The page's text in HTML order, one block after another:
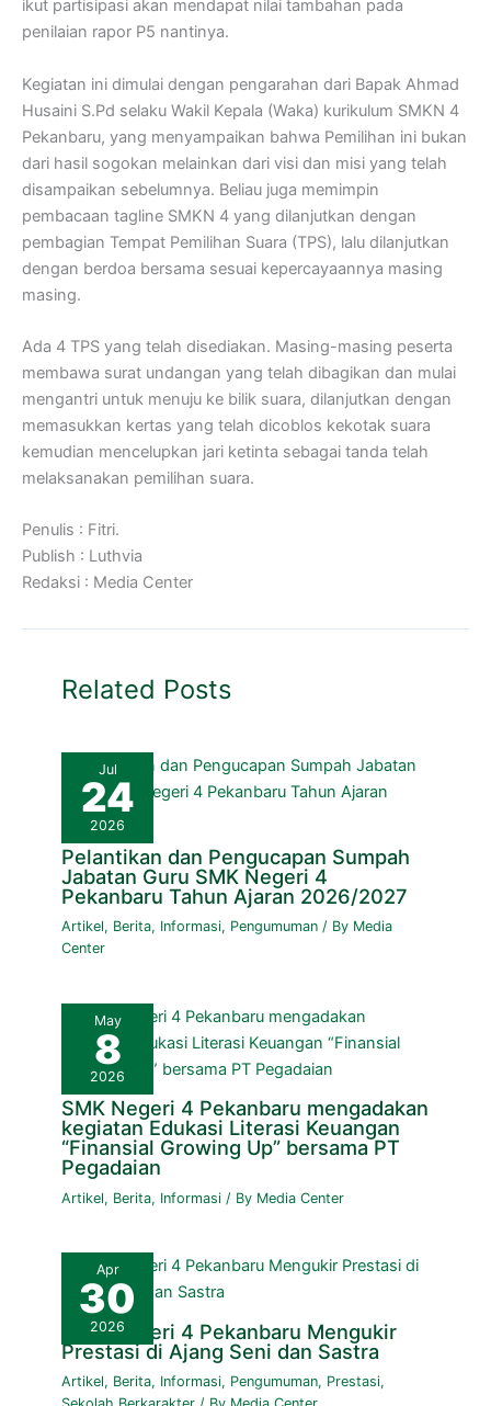
ikut partisipasi akan mendapat nilai tambahan pada
penilaian rapor P5 nantinya.
Kegiatan ini dimulai dengan pengarahan dari Bapak Ahmad
Husaini S.Pd selaku Wakil Kepala (Waka) kurikulum SMKN 4
Pekanbaru, yang menyampaikan bahwa Pemilihan ini bukan
dari hasil sogokan melainkan dari visi dan misi yang telah
disampaikan sebelumnya. Beliau juga memimpin
pembacaan tagline SMKN 4 yang dilanjutkan dengan
pembagian Tempat Pemilihan Suara (TPS), lalu dilanjutkan
dengan berdoa bersama sesuai kepercayaannya masing
masing.
Ada 4 TPS yang telah disediakan. Masing-masing peserta
membawa surat undangan yang telah dibagikan dan mulai
mengantri untuk menuju ke bilik suara, dilanjutkan dengan
memasukkan kertas yang telah dicoblos kekotak suara
kemudian mencelupkan jari ketinta sebagai tanda telah
melaksanakan pemilihan suara.
Penulis : Fitri.
Publish : Luthvia
Redaksi : Media Center
Related Posts
Jul
24
2026
Pelantikan dan Pengucapan Sumpah
Jabatan Guru SMK Negeri 4
Pekanbaru Tahun Ajaran 2026/2027
Artikel, Berita, Informasi, Pengumuman / By Media
Center
May
8
2026
SMK Negeri 4 Pekanbaru mengadakan
kegiatan Edukasi Literasi Keuangan
“Finansial Growing Up” bersama PT
Pegadaian
Artikel, Berita, Informasi / By Media Center
Apr
30
2026
SMK Negeri 4 Pekanbaru Mengukir
Prestasi di Ajang Seni dan Sastra
Artikel, Berita, Informasi, Pengumuman, Prestasi,